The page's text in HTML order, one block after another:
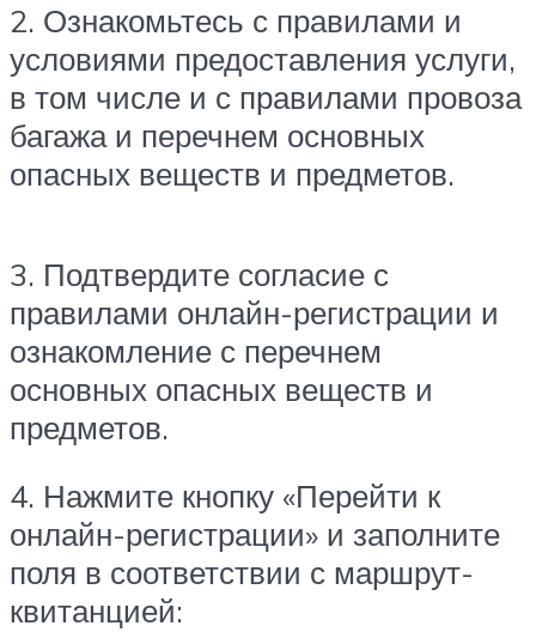
2. Ознакомьтесь с правилами и
условиями предоставления услуги,
в том числе и с правилами провоза
багажа и перечнем основных
опасных веществ и предметов.
3. Подтвердите согласие с
правилами онлайн-регистрации и
ознакомление с перечнем
основных опасных веществ и
предметов.
4. Нажмите кнопку «Перейти к
онлайн-регистрации» и заполните
поля в соответствии с маршрут-
квитанцией: